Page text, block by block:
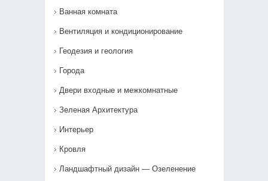
Ванная комната
Вентиляция и кондиционирование
Геодезия и геология
Города
Двери входные и межкомнатные
Зеленая Архитектура
Интерьер
Кровля
Ландшафтный дизайн — Озеленение‎